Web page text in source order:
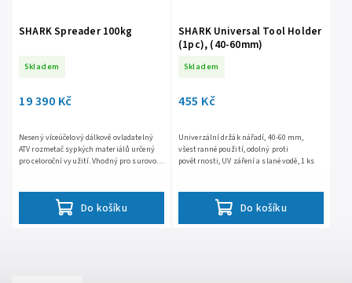
SHARK Spreader 100kg
Skladem
19 390 Kč
Do košíku
Nesený víceúčelový dálkově ovladatelný
ATV rozmetač sypkých materiálů určený
pro celoroční využití. Vhodný pro surovou
SHARK Universal Tool Holder
(1pc), (40-60mm)
Skladem
455 Kč
Do košíku
Univerzální držák nářadí, 40-60 mm,
všestranné použití, odolný proti
povětrnosti, UV záření a slané vodě, 1 ks